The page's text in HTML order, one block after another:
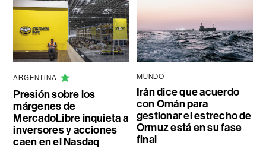
ARGENTINA
Presión sobre los
márgenes de
MercadoLibre inquieta a
inversores y acciones
caen en el Nasdaq
MUNDO
Irán dice que acuerdo
con Omán para
gestionar el estrecho de
Ormuz está en su fase
final